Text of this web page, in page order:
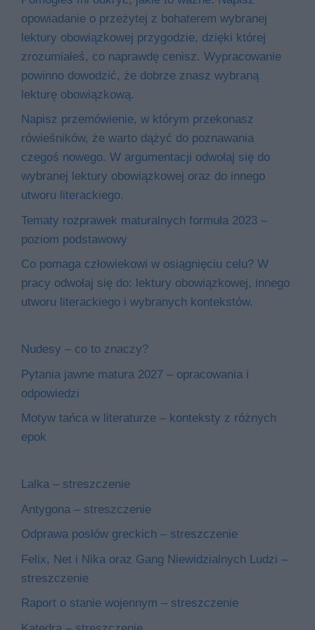
opowiadanie o przeżytej z bohaterem wybranej
lektury obowiązkowej przygodzie, dzięki której
zrozumiałeś, co naprawdę cenisz. Wypracowanie
powinno dowodzić, że dobrze znasz wybraną
lekturę obowiązkową.
Napisz przemówienie, w którym przekonasz
rówieśników, że warto dążyć do poznawania
czegoś nowego. W argumentacji odwołaj się do
wybranej lektury obowiązkowej oraz do innego
utworu literackiego.
Tematy rozprawek maturalnych formuła 2023 –
poziom podstawowy
Co pomaga człowiekowi w osiągnięciu celu? W
pracy odwołaj się do: lektury obowiązkowej, innego
utworu literackiego i wybranych kontekstów.
Nudesy – co to znaczy?
Pytania jawne matura 2027 – opracowania i
odpowiedzi
Motyw tańca w literaturze – konteksty z różnych
epok
Lalka – streszczenie
Antygona – streszczenie
Odprawa posłów greckich – streszczenie
Felix, Net i Nika oraz Gang Niewidzialnych Ludzi –
streszczenie
Raport o stanie wojennym – streszczenie